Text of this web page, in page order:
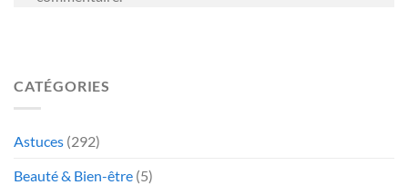
CATÉGORIES
Astuces (292)
Beauté & Bien-être (5)